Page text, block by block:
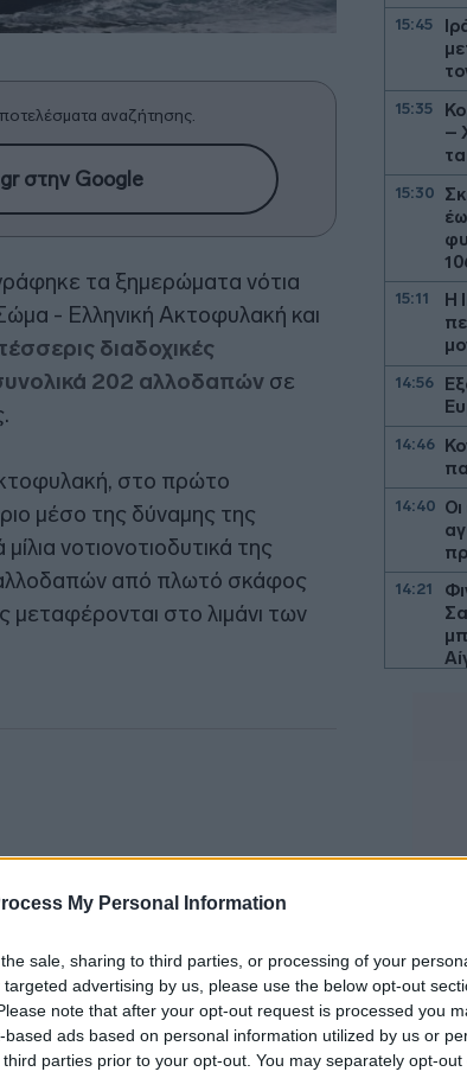
My Personal Information
sale, sharing to third parties, or processing of your
advertising by us, please use the below opt-out
note that after your opt-out request is processed you
ads based on personal information utilized by us or
parties prior to your opt-out. You may separately opt-out
αναζήτησης.
στην Google
τα ξημερώματα νότια
- Ελληνική Ακτοφυλακή και
διαδοχικές
202 αλλοδαπών σε
στο πρώτο
μέσο της δύναμης της
νοτιονοτιοδυτικά της
από πλωτό σκάφος
μεταφέρονται στο λιμάνι των
15:45
15:35
–
15:30
15:11
Η
14:56
14:46
14:40
14:21
12:56
12:50